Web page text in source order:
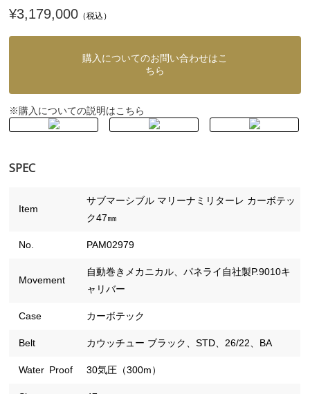
¥3,179,000 （税込）
購入についてのお問い合わせはこ
ちら
※購入についての説明はこちら
SPEC
Item
サブマーシブル マリーナミリターレ カーボテッ
ク47㎜
No. PAM02979
Movement
自動巻きメカニカル、パネライ自社製P.9010キ
ャリバー
Case カーボテック
Belt カウッチュー ブラック、STD、26/22、BA
Water Proof 30気圧（300m）